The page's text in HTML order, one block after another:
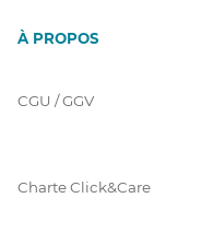
À PROPOS
CGU / GGV
Charte Click&Care